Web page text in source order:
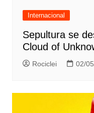
Internacional
Sepultura se
Cloud of
Rociclei 02/